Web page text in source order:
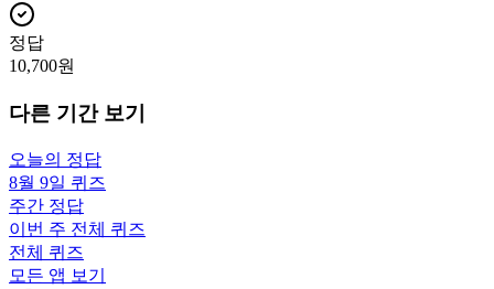
정답
10,700원
다른 기간 보기
오늘의 정답
8월 9일 퀴즈
주간 정답
이번 주 전체 퀴즈
전체 퀴즈
모든 앱 보기